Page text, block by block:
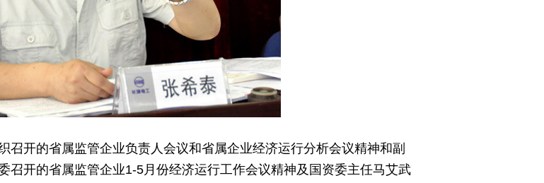
开的省属监管企业负责人会议和省属企业经济运行分析会议精神和副
召开的省属监管企业1-5月份经济运行工作会议精神及国资委主任马艾武